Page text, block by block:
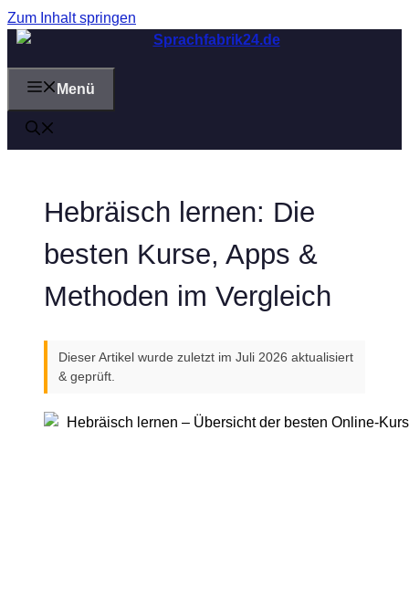
Zum Inhalt springen
Menü
Hebräisch lernen: Die
besten Kurse, Apps &
Methoden im Vergleich
Dieser Artikel wurde zuletzt im Juli 2026 aktualisiert
& geprüft.